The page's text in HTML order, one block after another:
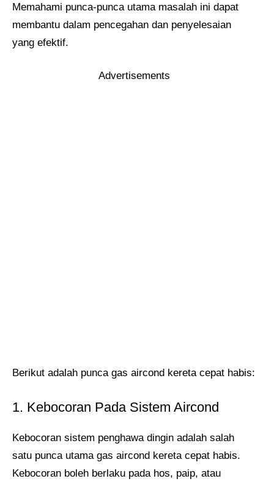
Memahami punca-punca utama masalah ini dapat
membantu dalam pencegahan dan penyelesaian
yang efektif.
Advertisements
Berikut adalah punca gas aircond kereta cepat habis:
1. Kebocoran Pada Sistem Aircond
Kebocoran sistem penghawa dingin adalah salah
satu punca utama gas aircond kereta cepat habis.
Kebocoran boleh berlaku pada hos, paip, atau